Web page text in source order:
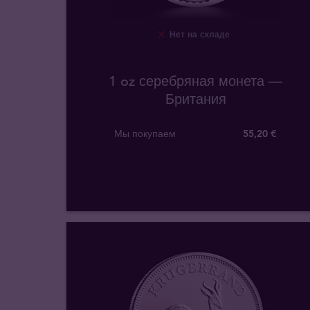
Нет на складе
1 oz серебряная монета —
Британия
Мы покупаем 55,20 €